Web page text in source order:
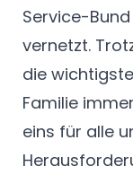
Service-
vernetzt.
die
Familie
eins für alle